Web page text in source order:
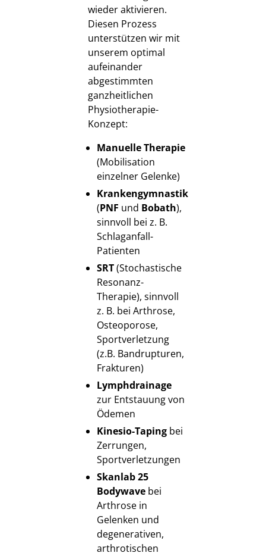
wieder aktivieren.
Diesen Prozess
unterstützen wir mit
unserem optimal
aufeinander
abgestimmten
ganzheitlichen
Physiotherapie-
Konzept:
Manuelle Therapie
(Mobilisation
einzelner Gelenke)
Krankengymnastik
(PNF und Bobath),
sinnvoll bei z. B.
Schlaganfall-
Patienten
SRT(Stochastische
Resonanz-
Therapie), sinnvoll
z. B. bei Arthrose,
Osteoporose,
Sportverletzung
(z.B. Bandrupturen,
Frakturen)
Lymphdrainage
zur Entstauung von
Ödemen
Kinesio-Tapingbei
Zerrungen,
Sportverletzungen
Skanlab 25
Bodywavebei
Arthrose in
Gelenken und
degenerativen,
arthrotischen